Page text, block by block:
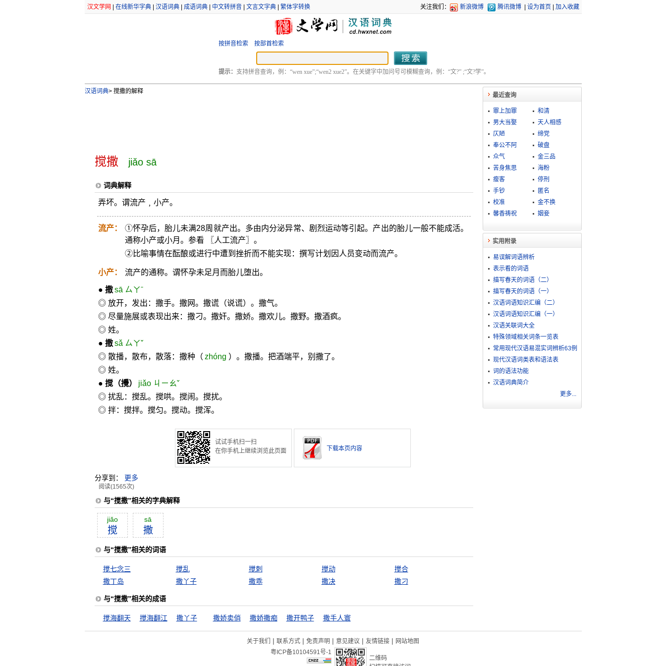
汉文学网 在线新华字典| 汉语词典| 成语词典| 中文转拼音| 文言文字典| 繁体字转换 关注我们： 新浪微博 腾讯微博 设为首页 加入收藏
按拼音检索 按部首检索
提示： 支持拼音查询，例：“wen xue”;“wen2 xue2”。在关键字中加问号可模糊查询，例：“文?” ;“文?学”。
汉语词典>搅撒的解释
搅撒 jiǎo sā
词典解释
弄坏。谓流产﹐小产。
流产：
①怀孕后，胎儿未满28周就产出。多由内分泌异常、剧烈运动等引起。产出的胎儿一般不能成活。
通称小产或小月。参看 〖人工流产〗。
②比喻事情在酝酿或进行中遭到挫折而不能实现：撰写计划因人员变动而流产。
小产： 流产的通称。谓怀孕未足月而胎儿堕出。
● 撒 sā ㄙㄚˉ
◎ 放开，发出：撒手。撒网。撒谎（说谎）。撒气。
◎ 尽量施展或表现出来：撒刁。撒奸。撒娇。撒欢儿。撒野。撒酒疯。
◎ 姓。
● 撒 sǎ ㄙㄚˇ
◎ 散播，散布，散落：撒种（ zhóng ）。撒播。把酒端平，别撒了。
◎ 姓。
● 搅（攪）
jiǎo ㄐㄧㄠˇ
◎ 扰乱：搅乱。搅哄。搅闹。搅扰。
◎ 拌：搅拌。搅匀。搅动。搅浑。
试试手机扫一扫
在你手机上继续浏览此页面
下载本页内容
分享到： 更多
阅读(1565次)
与“搅撒”相关的字典解释
jiăo
搅
sā
撒
与“搅撒”相关的词语
搅七念三 搅乱 搅刺 搅动
搅合
撒丁岛
撒丫子 撒乖 撒决 撒刁
与“搅撒”相关的成语
搅海翻天 搅海翻江 撒丫子 撒娇卖俏 撒娇撒痴 撒开鸭子 撒手人寰
最近查询
罪上加罪
和清
男大当娶
天人相感
仄陋
缔党
奉公不阿
破盘
众气
金三品
苦身焦思
海粉
瘦客
停刑
手钞
匿名
校准
金不换
馨香祷祝
姻妾
实用附录
易误解词语辨析
表示看的词语
描写春天的词语（二）
描写春天的词语（一）
汉语词语知识汇编（二）
汉语词语知识汇编（一）
汉语关联词大全
特殊领域相关词条一览表
常用现代汉语易混实词辨析63例
现代汉语词类表和语法表
词的语法功能
汉语词典简介
更多...
关于我们 | 联系方式 | 免责声明 | 意见建议 | 友情链接 | 网站地图
粤ICP备10104591号-1
二维码